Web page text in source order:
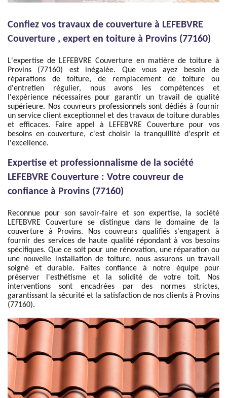
Confiez vos travaux de couverture à LEFEBVRE
Couverture , expert en toiture à Provins (77160)
L'expertise de LEFEBVRE Couverture en matière de toiture à
Provins (77160) est inégalée. Que vous ayez besoin de
réparations de toiture, de remplacement de toiture ou
d'entretien régulier, nous avons les compétences et
l'expérience nécessaires pour garantir un travail de qualité
supérieure. Nos couvreurs professionnels sont dédiés à fournir
un service client exceptionnel et des travaux de toiture durables
et efficaces. Faire appel à LEFEBVRE Couverture pour vos
besoins en couverture, c'est choisir la tranquillité d'esprit et
l'excellence.
Expertise et professionnalisme de la société
LEFEBVRE Couverture : Votre couvreur de
confiance à Provins (77160)
Reconnue pour son savoir-faire et son expertise, la société
LEFEBVRE Couverture se distingue dans le domaine de la
couverture à Provins. Nos couvreurs qualifiés s'engagent à
fournir des services de haute qualité répondant à vos besoins
spécifiques. Que ce soit pour une rénovation, une réparation ou
une nouvelle installation de toiture, nous assurons un travail
soigné et durable. Faites confiance à notre équipe pour
préserver l'esthétisme et la solidité de votre toit. Nos
interventions sont encadrées par des normes strictes,
garantissant la sécurité et la satisfaction de nos clients à Provins
(77160).